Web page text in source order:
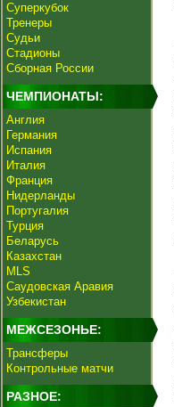
Суперкубок
Тренеры
Судьи
Стадионы
Сборная России
ЧЕМПИОНАТЫ:
Англия
Германия
Испания
Италия
Франция
Нидерланды
Португалия
Турция
Беларусь
Казахстан
MLS
Саудовская Аравия
Узбекистан
МЕЖСЕЗОНЬЕ:
Трансферы
Контрольные матчи
РАЗНОЕ: